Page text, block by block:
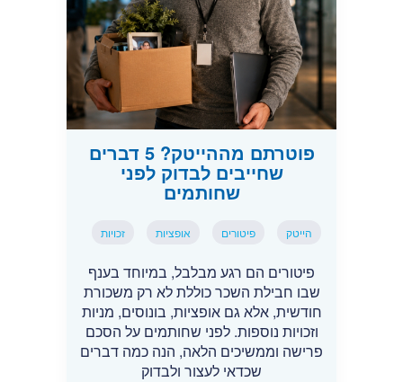
פוטרתם מההייטק? 5 דברים
שחייבים לבדוק לפני
שחותמים
הייטק פיטורים אופציות זכויות
פיטורים הם רגע מבלבל, במיוחד בענף
שבו חבילת השכר כוללת לא רק משכורת
חודשית, אלא גם אופציות, בונוסים, מניות
וזכויות נוספות. לפני שחותמים על הסכם
פרישה וממשיכים הלאה, הנה כמה דברים
שכדאי לעצור ולבדוק